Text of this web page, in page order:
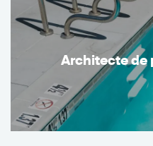
Architecte de